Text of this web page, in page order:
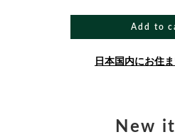
Add to
日本国内にお住
New